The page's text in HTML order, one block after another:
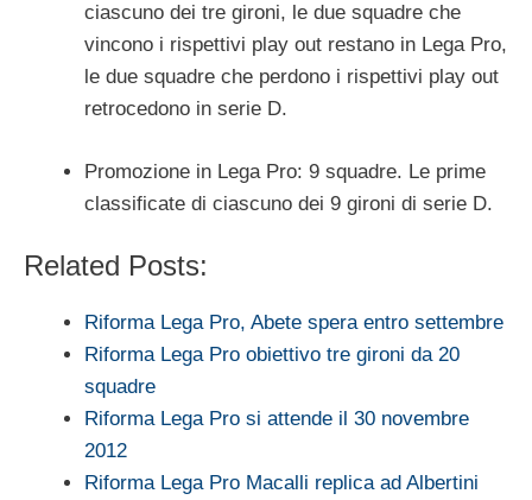
ciascuno dei tre gironi, le due squadre che
vincono i rispettivi play out restano in Lega Pro,
le due squadre che perdono i rispettivi play out
retrocedono in serie D.
Promozione in Lega Pro: 9 squadre. Le prime
classificate di ciascuno dei 9 gironi di serie D.
Related Posts:
Riforma Lega Pro, Abete spera entro settembre
Riforma Lega Pro obiettivo tre gironi da 20
squadre
Riforma Lega Pro si attende il 30 novembre
2012
Riforma Lega Pro Macalli replica ad Albertini